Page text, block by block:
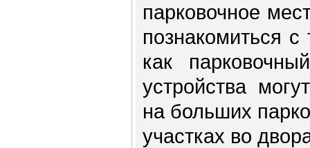
парковочное
познакомиться
как
устройства
на больших
участках во